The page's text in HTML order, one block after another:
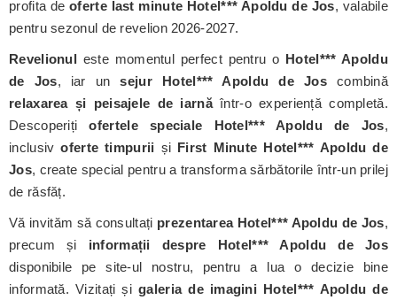
profita deoferte last minute Hotel*** Apoldu de Jos, valabile
pentru sezonul de revelion 2026-2027.
Revelionul este momentul perfect pentru o Hotel*** Apoldu
de Jos, iar unsejur Hotel*** Apoldu de Joscombină
relaxarea și peisajele de iarnăîntr-o experiență completă.
Descoperițiofertele speciale Hotel*** Apoldu de Jos,
inclusivoferte timpurii și First Minute Hotel*** Apoldu de
Jos, create special pentru a transforma sărbătorile într-un prilej
de răsfăț.
Vă invităm să consultați prezentarea Hotel*** Apoldu de Jos,
precum și informații despre Hotel*** Apoldu de Jos
disponibile pe site-ul nostru, pentru a lua o decizie bine
informată. Vizitați șigaleria de imagini Hotel*** Apoldu de